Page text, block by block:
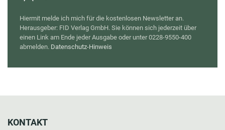
Hiermit melde ich mich für die kostenlosen Newsletteran.
Herausgeber: FID Verlag GmbH. Sie können sich jederzeit über
einen Link am Ende jeder Ausgabe oder unter 0228-9550-400
abmelden. Datenschutz-Hinweis
KONTAKT